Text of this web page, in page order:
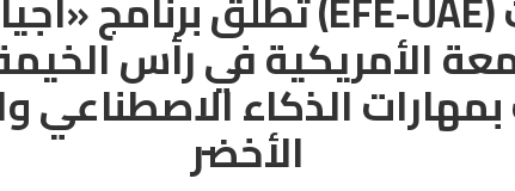
الأمريكية في رأس
الذكاء الاصطناعي
الأخضر